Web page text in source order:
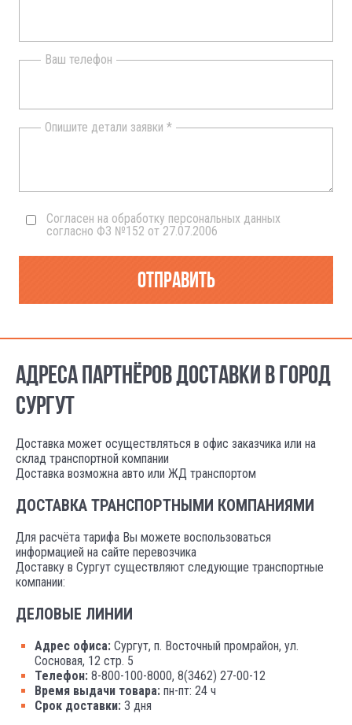
Ваш телефон
Опишите детали заявки *
Согласен на обработку персональных данных
согласно ФЗ №152 от 27.07.2006
Отправить
АДРЕСА ПАРТНЁРОВ ДОСТАВКИ В ГОРОД
СУРГУТ
Доставка может осуществляться в офис заказчика или на
склад транспортной компании
Доставка возможна авто или ЖД транспортом
ДОСТАВКА ТРАНСПОРТНЫМИ КОМПАНИЯМИ
Для расчёта тарифа Вы можете воспользоваться
информацией на сайте перевозчика
Доставку в Сургут существляют следующие транспортные
компании:
ДЕЛОВЫЕ ЛИНИИ
Адрес офиса: Сургут, п. Восточный промрайон, ул.
Сосновая, 12 стр. 5
Телефон: 8-800-100-8000, 8(3462) 27-00-12
Время выдачи товара: пн-пт: 24 ч
Срок доставки: 3 дня